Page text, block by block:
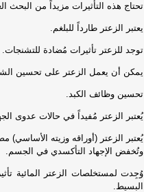
تحتاج هذه التأثيرات مزيداً من البحث
يعتبر الزعتر طارداً للبلغم.
توجد للزعتر تأثيرات مُضادة للتشنجات.
يمكن أن يعمل الزعتر على تحسين
تحسين وظائف الكبد.
يُعتبر الزعتر مُفيداً في حالات عدوى
يُعتبر الزعتر (أوراقه وزيته الأساسي)
وتُخفض الإجهاد التأكسدي في الجسم.
وُجِدت لمستخلصات الزعتر المائية
البسيط.